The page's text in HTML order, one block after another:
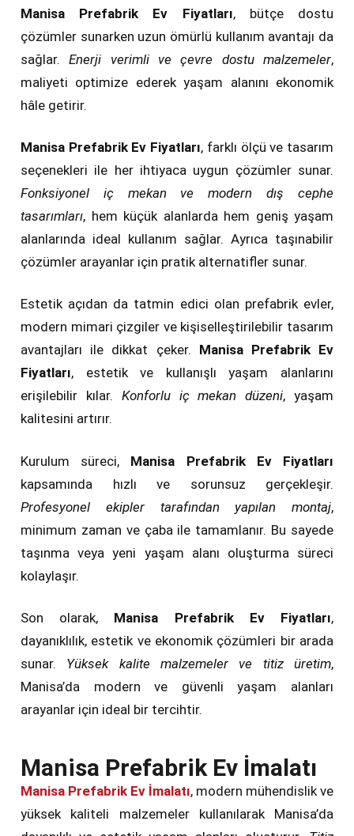
Manisa Prefabrik Ev Fiyatları, bütçe dostu
çözümler sunarken uzun ömürlü kullanım avantajı da
sağlar.Enerji verimli ve çevre dostu malzemeler,
maliyeti optimize ederek yaşam alanını ekonomik
hâle getirir.
Manisa Prefabrik Ev Fiyatları, farklı ölçü ve tasarım
seçenekleri ile her ihtiyaca uygun çözümler sunar.
Fonksiyonel iç mekan ve modern dış cephe
tasarımları, hem küçük alanlarda hem geniş yaşam
alanlarında ideal kullanım sağlar. Ayrıca taşınabilir
çözümler arayanlar için pratik alternatifler sunar.
Estetik açıdan da tatmin edici olan prefabrik evler,
modern mimari çizgiler ve kişiselleştirilebilir tasarım
avantajları ile dikkat çeker. Manisa Prefabrik Ev
Fiyatları, estetik ve kullanışlı yaşam alanlarını
erişilebilir kılar. Konforlu iç mekan düzeni, yaşam
kalitesini artırır.
Kurulum süreci, Manisa Prefabrik Ev Fiyatları
kapsamında hızlı ve sorunsuz gerçekleşir.
Profesyonel ekipler tarafından yapılan montaj,
minimum zaman ve çaba ile tamamlanır. Bu sayede
taşınma veya yeni yaşam alanı oluşturma süreci
kolaylaşır.
Son olarak, Manisa Prefabrik Ev Fiyatları,
dayanıklılık, estetik ve ekonomik çözümleri bir arada
sunar. Yüksek kalite malzemeler ve titiz üretim,
Manisa’da modern ve güvenli yaşam alanları
arayanlar için ideal bir tercihtir.
Manisa Prefabrik Ev İmalatı
Manisa Prefabrik Ev İmalatı, modern mühendislik ve
yüksek kaliteli malzemeler kullanılarak Manisa’da